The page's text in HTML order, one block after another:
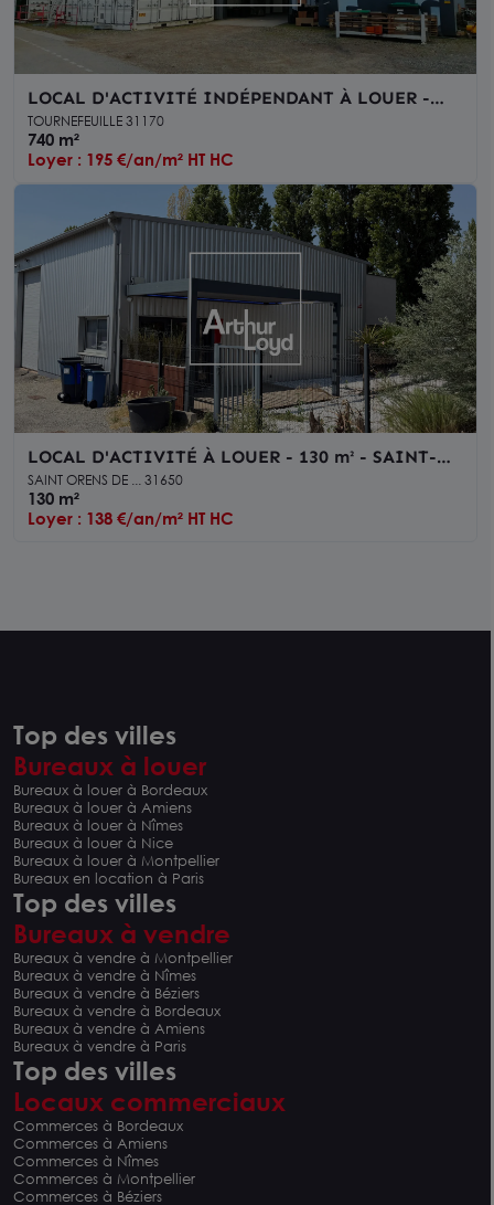
LOCAL D'ACTIVITÉ INDÉPENDANT À LOUER -
740 m² - TERRAIN 6 698 m² - TOURNEFEUILLE
OUEST TOULOUSAIN
TOURNEFEUILLE 31170
740 m²
Loyer : 195 €/an/m² HT HC
LOCAL D'ACTIVITÉ À LOUER - 130 m² - SAINT-
ORENS-DE-GAMEVILLE - DÉPÔT ISOLÉ,
BUREAUX ET PARKINGS
SAINT ORENS DE ... 31650
130 m²
Loyer : 138 €/an/m² HT HC
Top des villes
Bureaux à louer
Bureaux à louer à Bordeaux
Bureaux à louer à Amiens
Bureaux à louer à Nîmes
Bureaux à louer à Nice
Bureaux à louer à Montpellier
Bureaux en location à Paris
Top des villes
Bureaux à vendre
Bureaux à vendre à Montpellier
Bureaux à vendre à Nîmes
Bureaux à vendre à Béziers
Bureaux à vendre à Bordeaux
Bureaux à vendre à Amiens
Bureaux à vendre à Paris
Top des villes
Locaux commerciaux
Commerces à Bordeaux
Commerces à Amiens
Commerces à Nîmes
Commerces à Montpellier
Commerces à Béziers